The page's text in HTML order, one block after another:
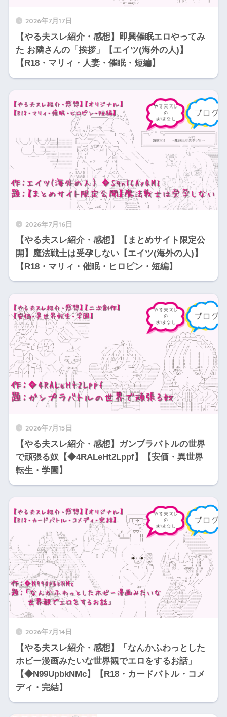
2026年7月17日
【やる夫スレ紹介・感想】即興催眠エロやってみ
た お隣さんの「挨拶」【エイツ(海外の人)】
【R18・マリィ・人妻・催眠・短編】
2026年7月16日
【やる夫スレ紹介・感想】【まとめサイト限定公
開】魔法戦士は受孕しない【エイツ(海外の人)】
【R18・マリィ・催眠・ヒロピン・短編】
2026年7月15日
【やる夫スレ紹介・感想】ガンプラバトルの世界
で頑張る奴【◆4RALeHt2Lppf】【安価・異世界
転生・学園】
2026年7月14日
【やる夫スレ紹介・感想】「なんかふわっとした
ホビー漫画みたいな世界観でエロをするお話」
【◆N99UpbkNMc】【R18・カードバトル・コメ
ディ・完結】